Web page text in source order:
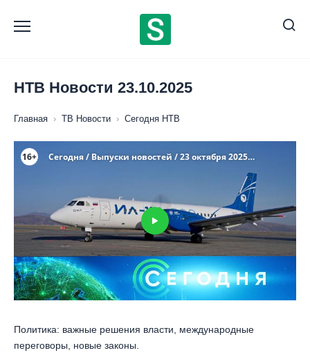
содержанию
НТВ Новости 23.10.2025
Главная › ТВ Новости › Сегодня НТВ
Политика: важные решения власти, международные
переговоры, новые законы.